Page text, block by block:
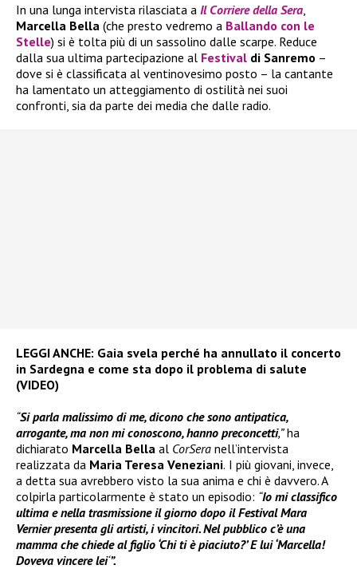
In una lunga intervista rilasciata a Il Corriere della Sera
Marcella Bella (che presto vedremo a Ballando con le
Stelle) si è tolta più di un sassolino dalle scarpe. Reduce
dalla sua ultima partecipazione al Festival di Sanremo –
dove si è classificata al ventinovesimo posto – la cantante
ha lamentato un atteggiamento di ostilità nei suoi
confronti, sia da parte dei media che dalle radio.
LEGGI ANCHE: Gaia svela perché ha annullato il concerto
in Sardegna e come sta dopo il problema di salute
(VIDEO)
“Si parla malissimo di me, dicono che sono antipatica,
arrogante, ma non mi conoscono, hanno preconcetti,”ha
dichiarato Marcella Bella al CorSera nell’intervista
realizzata da Maria Teresa Veneziani. I più giovani, invece,
a detta sua avrebbero visto la sua anima e chi è davvero. A
colpirla particolarmente è stato un episodio: “Io mi classifico
ultima e nella trasmissione il giorno dopo il Festival Mara
Vernier presenta gli artisti, i vincitori. Nel pubblico c’è una
mamma che chiede al figlio ‘Chi ti è piaciuto?’ E lui ‘Marcella!
Doveva vincere lei‘”.